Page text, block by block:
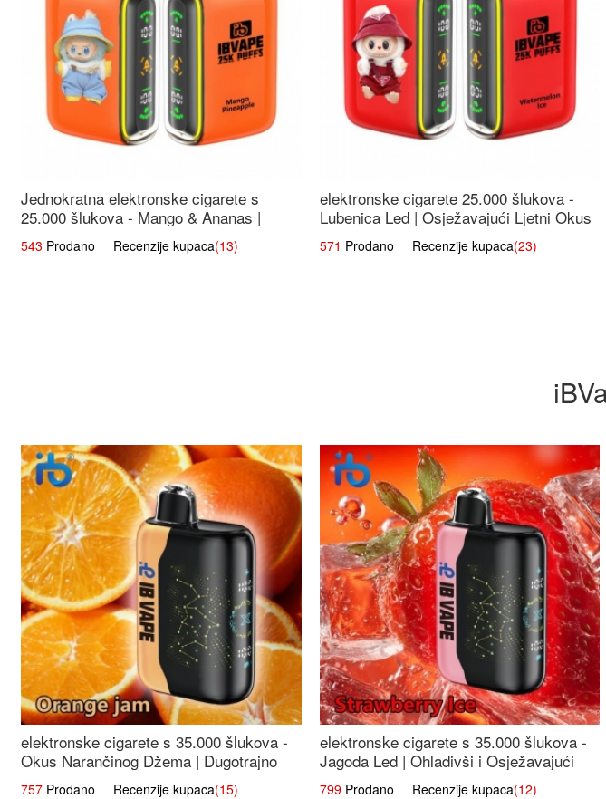
Jednokratna elektronske cigarete s
25.000 šlukova - Mango & Ananas |
Egzotična Voćna Mješavina
543 Prodano Recenzije kupaca(13)
elektronske cigarete 25.000 šlukova -
Lubenica Led | Osježavajući Ljetni Okus
571 Prodano Recenzije kupaca(23)
elektronske cigarete s 35.000 šlukova -
Okus Narančinog Džema | Dugotrajno
Iskustvo
757 Prodano Recenzije kupaca(15)
elektronske cigarete s 35.000 šlukova -
Jagoda Led | Ohladivši i Osježavajući
Okus
799Prodano Recenzije kupaca(12)